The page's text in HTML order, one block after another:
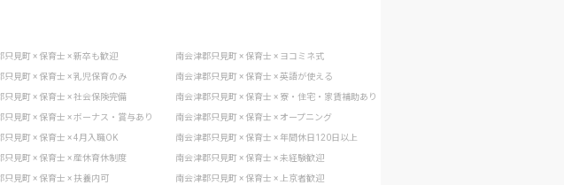
只見町 × 保育士 × 新卒も歓迎 南会津郡只見町 × 保育士 × ヨコミネ式
只見町 × 保育士 × 乳児保育のみ 南会津郡只見町 × 保育士 × 英語が使える
只見町 × 保育士 × 社会保険完備 南会津郡只見町 × 保育士 × 寮・住宅・家賃補助あり
只見町 × 保育士 × ボーナス・賞与あり 南会津郡只見町 × 保育士 × オープニング
只見町 × 保育士 × 4月入職OK 南会津郡只見町 × 保育士 × 年間休日120日以上
只見町 × 保育士 × 産休育休制度 南会津郡只見町 × 保育士 × 未経験歓迎
只見町 × 保育士 × 扶養内可 南会津郡只見町 × 保育士 × 上京者歓迎